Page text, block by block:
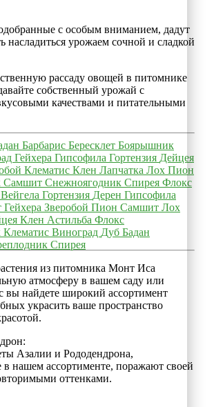
с особым вниманием, дадут
насладиться урожаем сочной и сладкой
рассаду овощей в питомнике
собственный урожай с
качествами и питательными
Барбарис Бересклет Боярышник
Гейхера Гипсофила Гортензия Дейцея
Клематис Клен Лапчатка Лох Пион
Самшит Снежноягодник Спирея Флокс
Вейгела Гортензия Дерен Гипсофила
Гейхера Зверобой Пион Самшит Лох
Клен Астильба Флокс
Клематис Виноград Дуб Бадан
Спирея
из питомника Монт Иса
атмосферу в вашем саду или
вы найдете широкий ассортимент
украсить ваше пространство
Азалии и Рододендрона,
в нашем ассортименте, поражают своей
оттенками.